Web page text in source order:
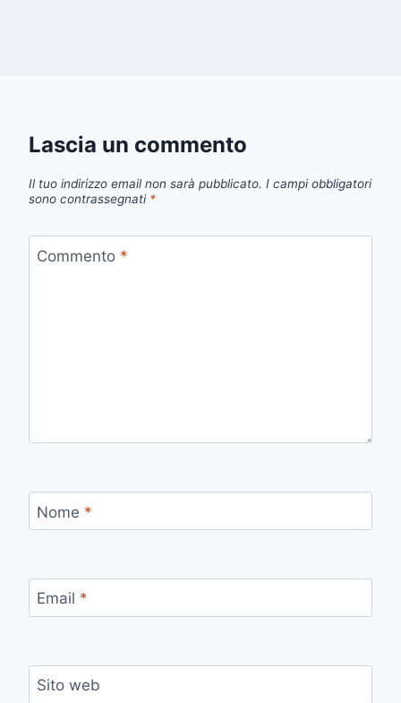
Lascia un commento
Il tuo indirizzo email non sarà pubblicato. I campi obbligatori
sono contrassegnati *
Commento *
Nome *
Email *
Sito web